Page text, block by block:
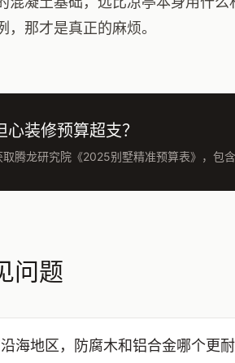
，那才是真正的麻烦。
心装修预算超支？
取腾龙研究院《2025别墅精准预算表》，包
问题
海地区，防腐木和铝合金哪个更耐